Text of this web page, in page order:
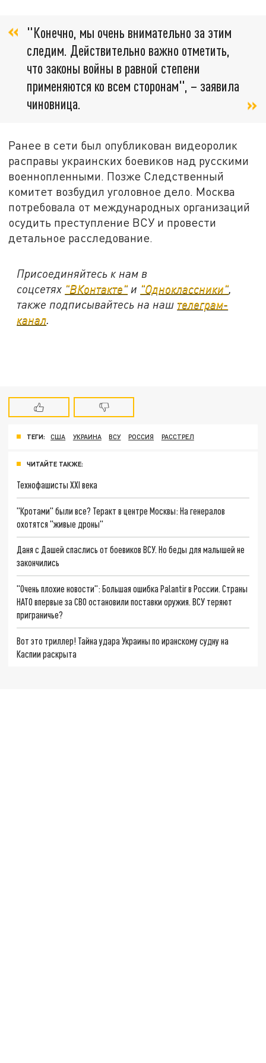
"Конечно, мы очень внимательно за этим
следим. Действительно важно отметить,
что законы войны в равной степени
применяются ко всем сторонам", – заявила
чиновница.
Ранее в сети был опубликован видеоролик
расправы украинских боевиков над русскими
военнопленными. Позже Следственный
комитет возбудил уголовное дело. Москва
потребовала от международных организаций
осудить преступление ВСУ и провести
детальное расследование.
Присоединяйтесь к нам в
соцсетях "ВКонтакте" и "Одноклассники",
также подписывайтесь на наш телеграм-
канал.
ТЕГИ: США УКРАИНА ВСУ РОССИЯ РАССТРЕЛ
ЧИТАЙТЕ ТАКЖЕ:
Технофашисты XXI века
"Кротами" были все? Теракт в центре Москвы: На генералов
охотятся "живые дроны"
Даня с Дашей спаслись от боевиков ВСУ. Но беды для малышей не
закончились
"Очень плохие новости": Большая ошибка Palantir в России. Страны
НАТО впервые за СВО остановили поставки оружия. ВСУ теряют
приграничье?
Вот это триллер! Тайна удара Украины по иранскому судну на
Каспии раскрыта